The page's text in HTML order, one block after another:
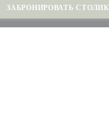
ЗАБРОНИРОВАТЬ СТОЛИК